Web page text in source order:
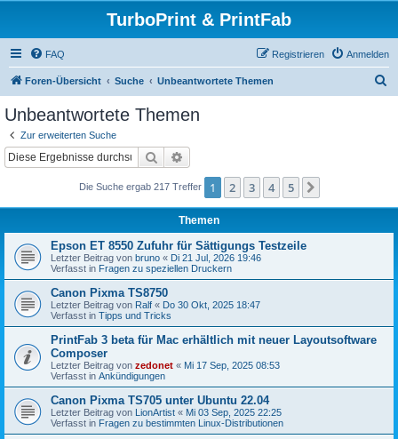
TurboPrint & PrintFab
FAQ Anmelden
Registrieren
Foren-Übersicht Suche Unbeantwortete Themen
Unbeantwortete Themen
Zur erweiterten Suche
Suche
Die Suche ergab 217 Treffer 1 2 3 4 5
Themen
Epson ET 8550 Zufuhr für Sättigungs Testzeile
Letzter Beitrag von bruno « Di 21 Jul, 2026 19:46
Verfasst in Fragen zu speziellen Druckern
Canon Pixma TS8750
Letzter Beitrag von Ralf « Do 30 Okt, 2025 18:47
Verfasst in Tipps und Tricks
PrintFab 3 beta für Mac erhältlich mit neuer Layoutsoftware
Composer
Letzter Beitrag von zedonet « Mi 17 Sep, 2025 08:53
Verfasst in Ankündigungen
Canon Pixma TS705 unter Ubuntu 22.04
Letzter Beitrag von LionArtist « Mi 03 Sep, 2025 22:25
Verfasst in Fragen zu bestimmten Linux-Distributionen